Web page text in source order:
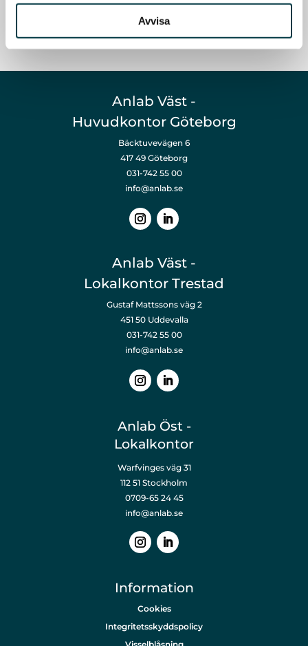
Avvisa
Anlab Väst -
Huvudkontor Göteborg
Bäcktuvevägen 6
417 49 Göteborg
031-742 55 00
info@anlab.se
Anlab Väst -
Lokalkontor Trestad
Gustaf Mattssons väg 2
451 50 Uddevalla
031-742 55 00
info@anlab.se
Anlab Öst -
Lokalkontor
Warfvinges väg 31
112 51 Stockholm
0709-65 24 45
info@anlab.se
Information
Cookies
Integritetsskyddspolicy